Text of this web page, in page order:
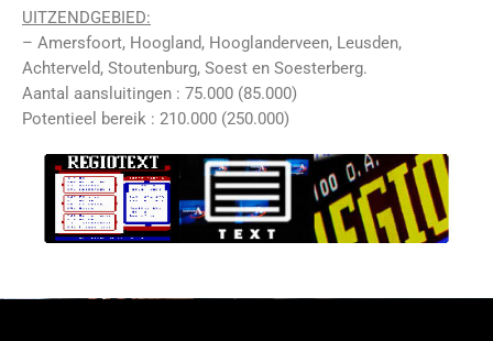
UITZENDGEBIED:
– Amersfoort, Hoogland, Hooglanderveen, Leusden,
Achterveld, Stoutenburg, Soest en Soesterberg.
Aantal aansluitingen : 75.000 (85.000)
Potentieel bereik : 210.000 (250.000)